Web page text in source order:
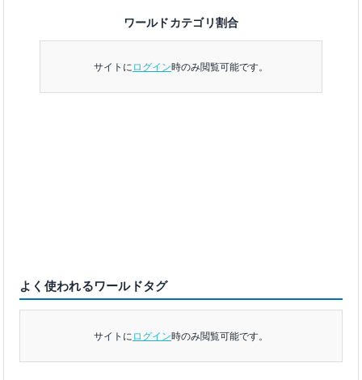
ワールドカテゴリ割合
サイトに ログイン時のみ閲覧可能です。
よく使われるワールドタグ
サイトに ログイン時のみ閲覧可能です。